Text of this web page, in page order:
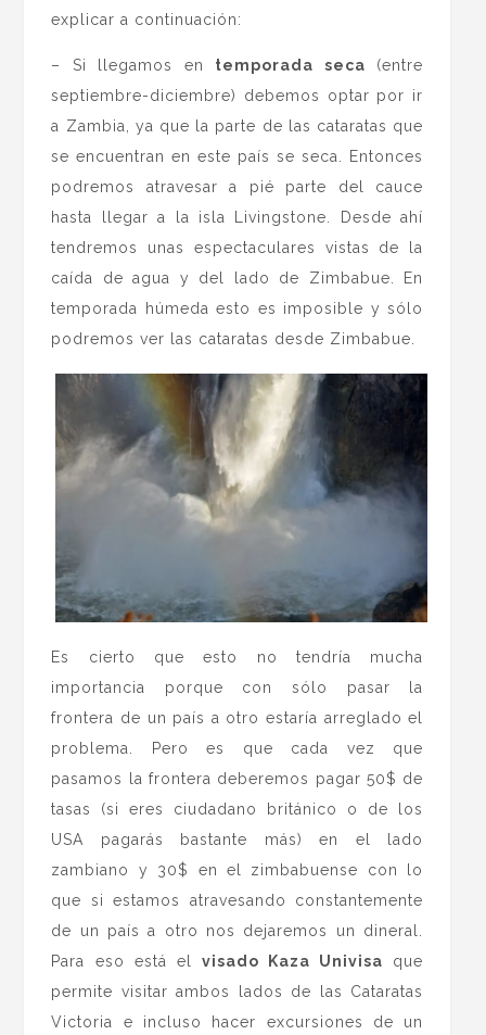
explicar a continuación:
– Si llegamos en temporada seca (entre
septiembre-diciembre) debemos optar por ir
a Zambia, ya que la parte de las cataratas que
se encuentran en este país se seca. Entonces
podremos atravesar a pié parte del cauce
hasta llegar a la isla Livingstone. Desde ahí
tendremos unas espectaculares vistas de la
caída de agua y del lado de Zimbabue. En
temporada húmeda esto es imposible y sólo
podremos ver las cataratas desde Zimbabue.
Es cierto que esto no tendría mucha
importancia porque con sólo pasar la
frontera de un país a otro estaría arreglado el
problema. Pero es que cada vez que
pasamos la frontera deberemos pagar 50$ de
tasas (si eres ciudadano británico o de los
USA pagarás bastante más) en el lado
zambiano y 30$ en el zimbabuense con lo
que si estamos atravesando constantemente
de un país a otro nos dejaremos un dineral.
Para eso está el visado Kaza Univisa que
permite visitar ambos lados de las Cataratas
Victoria e incluso hacer excursiones de un